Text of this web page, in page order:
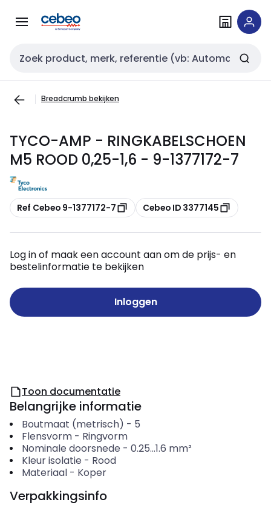
naar
naar
Zoekveld invoer
Breadcrumb bekijken
TYCO-AMP - RINGKABELSCHOEN
M5 ROOD 0,25-1,6 - 9-1377172-7
Kopiëren
Ref Cebeo 9-1377172-7 Kopiëren
Cebeo ID 3377145
Log in of maak een account aan om de prijs- en
bestelinformatie te bekijken
Inloggen
Toon documentatie
Belangrijke informatie
Boutmaat (metrisch) - 5
Flensvorm- Ringvorm
Nominale doorsnede - 0.25...1.6 mm²
Kleur isolatie - Rood
Materiaal- Koper
Verpakkingsinfo